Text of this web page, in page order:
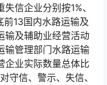
信企业分别按1%、
前13国内水路运输及
输及辅助业经营活动
输管理部门水路运输
企业实际数量总体比
守信、警示、失信、